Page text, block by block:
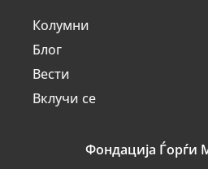
Колумни
Блог
Вести
Вклучи се
Фондација Ѓорѓи